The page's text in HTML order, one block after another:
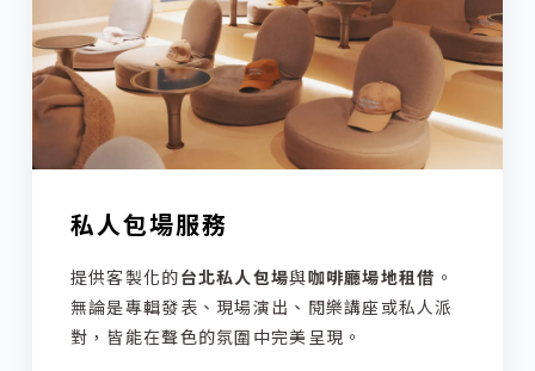
私人包場服務
提供客製化的台北私人包場與咖啡廳場地租借 。
無論是專輯發表、現場演出、閱樂講座或私人派
對，皆能在聲色的氛圍中完美呈現。